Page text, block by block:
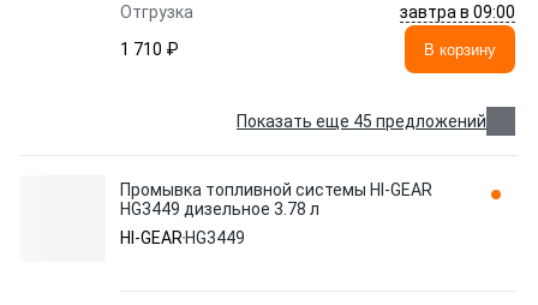
Отгрузка
завтра в 09:00
1 710 ₽
В корзину
Показать еще 45 предложений
Промывка топливной системы HI-GEAR
HG3449 дизельное 3.78 л
HI-GEAR HG3449